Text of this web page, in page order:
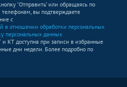
"Отправить" или обращаясь по
вы подтверждаете
с
в отношении обработки персональных
персональных данных
КТ доступна при записи в избранные
дни недели. Более подробно по